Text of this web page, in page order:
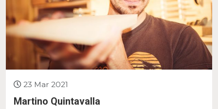
23 Mar 2021
Martino Quintavalla